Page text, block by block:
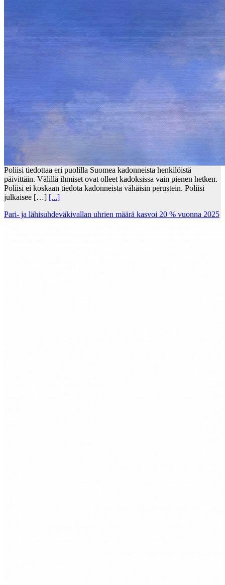
Poliisi tiedottaa eri puolilla Suomea kadonneista henkilöistä
päivittäin. Välillä ihmiset ovat olleet kadoksissa vain pienen hetken.
Poliisi ei koskaan tiedota kadonneista vähäisin perustein. Poliisi
julkaisee […] [...]
Pari- ja lähisuhdeväkivallan uhrien määrä kasvoi 20 % vuonna 2025